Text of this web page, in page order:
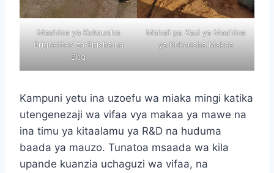
Mashine ya Kukausha
Briquettes za Shisha na
Bbq
Mahali pa Kazi ya Mashine
ya Kukausha Makaa
Kampuni yetu ina uzoefu wa miaka mingi katika
utengenezaji wa vifaa vya makaa ya mawe na
ina timu ya kitaalamu ya R&D na huduma
baada ya mauzo. Tunatoa msaada wa kila
upande kuanzia uchaguzi wa vifaa, na